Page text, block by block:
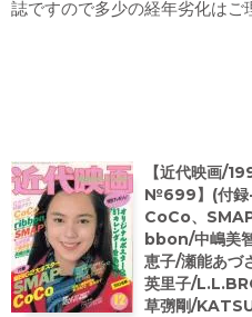
誌ですので多少の経年劣化はご
【近代映画/
№699】(付録-
CoCo、
bbon/中嶋美
恵子/瀬能あづ
英里子/
草彅剛/